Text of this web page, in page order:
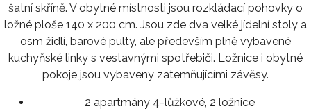
šatní skříně. V obytné místnosti jsou rozkládací pohovky o
ložné ploše 140 x 200 cm. Jsou zde dva velké jídelní stoly a
osm židlí, barové pulty, ale především plně vybavené
kuchyňské linky s vestavnými spotřebiči. Ložnice i obytné
pokoje jsou vybaveny zatemňujícími závěsy.
2 apartmány 4-lůžkové, 2 ložnice